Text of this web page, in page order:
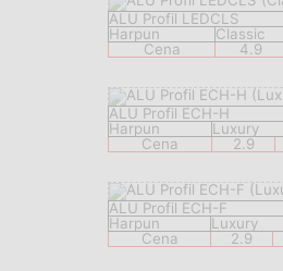
ALU Profil LEDCLS
Harpun
Classic
Cena
4.9
ALU Profil ECH-H
Harpun
Luxury
Cena
2.9
ALU Profil ECH-F
Harpun
Luxury
Cena
2.9